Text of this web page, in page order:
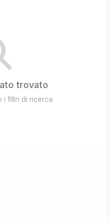
trovato
i filtri di ricerca